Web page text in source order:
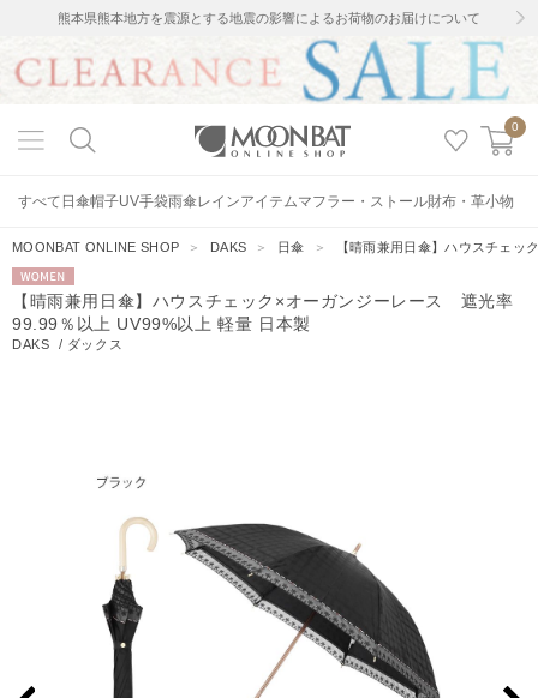
熊本県熊本地方を震源とする地震の影響によるお荷物のお届けについて
0
すべて 日傘帽子UV手袋雨傘レインアイテムマフラー・ストール財布・革小物
MOONBAT ONLINE SHOP ＞ DAKS ＞ 日傘 ＞ 【晴雨兼用日傘】ハウスチェ
WOMEN
【晴雨兼用日傘】ハウスチェック×オーガンジーレース 遮光率
99.99％以上 UV99%以上 軽量 日本製
DAKS / ダックス